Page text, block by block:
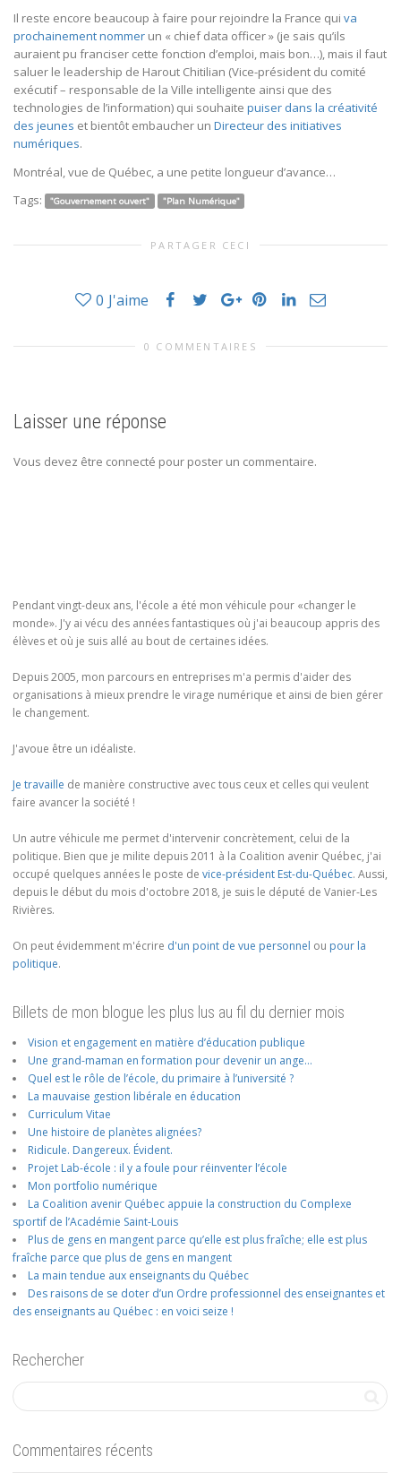
Il reste encore beaucoup à faire pour rejoindre la France qui va
prochainement nommer un « chief data officer » (je sais qu’ils
auraient pu franciser cette fonction d’emploi, mais bon…), mais il faut
saluer le leadership de Harout Chitilian (Vice-président du comité
exécutif – responsable de la Ville intelligente ainsi que des
technologies de l’information) qui souhaite puiser dans la créativité
des jeunes et bientôt embaucher un Directeur des initiatives
numériques.
Montréal, vue de Québec, a une petite longueur d’avance…
Tags:
"Gouvernement ouvert" "Plan Numérique"
PARTAGER CECI
0 J'aime
0 COMMENTAIRES
Laisser une réponse
Vous devez être connecté pour poster un commentaire.
Pendant vingt-deux ans, l'école a été mon véhicule pour «changer le
monde». J'y ai vécu des années fantastiques où j'ai beaucoup appris des
élèves et où je suis allé au bout de certaines idées.
Depuis 2005, mon parcours en entreprises m'a permis d'aider des
organisations à mieux prendre le virage numérique et ainsi de bien gérer
le changement.
J'avoue être un idéaliste.
Je travaille de manière constructive avec tous ceux et celles qui veulent
faire avancer la société !
Un autre véhicule me permet d'intervenir concrètement, celui de la
politique. Bien que je milite depuis 2011 à la Coalition avenir Québec, j'ai
occupé quelques années le poste de vice-président Est-du-Québec. Aussi,
depuis le début du mois d'octobre 2018, je suis le député de Vanier-Les
Rivières.
On peut évidemment m'écrire d'un point de vue personnel ou pour la
politique.
Billets de mon blogue les plus lus au fil du dernier mois
Vision et engagement en matière d’éducation publique
Une grand-maman en formation pour devenir un ange…
Quel est le rôle de l’école, du primaire à l’université ?
La mauvaise gestion libérale en éducation
Curriculum Vitae
Une histoire de planètes alignées?
Ridicule. Dangereux. Évident.
Projet Lab-école : il y a foule pour réinventer l’école
Mon portfolio numérique
La Coalition avenir Québec appuie la construction du Complexe
sportif de l’Académie Saint-Louis
Plus de gens en mangent parce qu’elle est plus fraîche; elle est plus
fraîche parce que plus de gens en mangent
La main tendue aux enseignants du Québec
Des raisons de se doter d’un Ordre professionnel des enseignantes et
des enseignants au Québec : en voici seize !
Rechercher
Commentaires récents